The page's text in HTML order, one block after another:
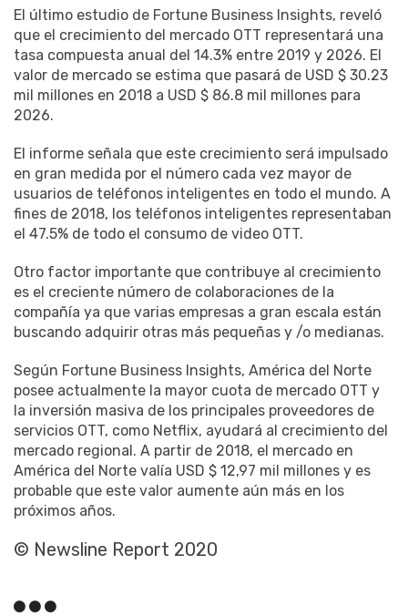
El último estudio de Fortune Business Insights, reveló
que el crecimiento del mercado OTT representará una
tasa compuesta anual del 14.3% entre 2019 y 2026. El
valor de mercado se estima que pasará de USD $ 30.23
mil millones en 2018 a USD $ 86.8 mil millones para
2026.
El informe señala que este crecimiento será impulsado
en gran medida por el número cada vez mayor de
usuarios de teléfonos inteligentes en todo el mundo. A
fines de 2018, los teléfonos inteligentes representaban
el 47.5% de todo el consumo de video OTT.
Otro factor importante que contribuye al crecimiento
es el creciente número de colaboraciones de la
compañía ya que varias empresas a gran escala están
buscando adquirir otras más pequeñas y /o medianas.
Según Fortune Business Insights, América del Norte
posee actualmente la mayor cuota de mercado OTT y
la inversión masiva de los principales proveedores de
servicios OTT, como Netflix, ayudará al crecimiento del
mercado regional. A partir de 2018, el mercado en
América del Norte valía USD $ 12,97 mil millones y es
probable que este valor aumente aún más en los
próximos años.
© Newsline Report 2020